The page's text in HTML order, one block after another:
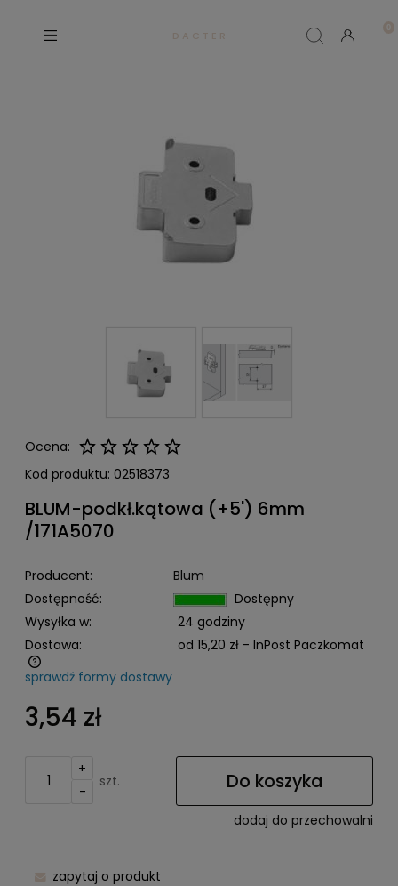
D A C T E R
Ocena:
Kod produktu: 02518373
BLUM-podkł.kątowa (+5') 6mm
/171A5070
Producent:
Blum
Dostępność:
Dostępny
Wysyłka w:
24 godziny
Dostawa:
od 15,20 zł - InPost Paczkomat
Cena nie zawiera ewentualnych kosztów płatności
sprawdź formy dostawy
3,54 zł
+
-
szt. Do koszyka
dodaj do przechowalni
zapytaj o produkt